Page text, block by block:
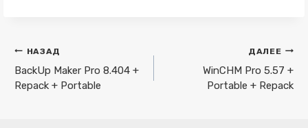
Навигация
по
записям
НАЗАД
BackUp Maker Pro 8.404 +
Repack + Portable
ДАЛЕЕ
WinCHM Pro 5.57 +
Portable + Repack